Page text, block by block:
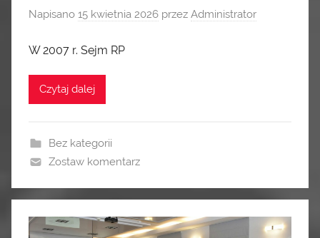
Napisano 15 kwietnia 2026 przez Administrator
W 2007 r. Sejm RP
Czytaj dalej
Bez kategorii
Zostaw komentarz